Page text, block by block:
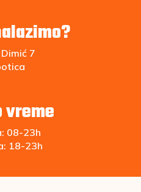
7
vreme
08-23h
18-23h